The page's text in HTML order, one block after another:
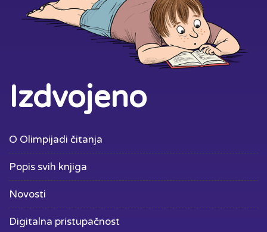
Izdvojeno
O Olimpijadi čitanja
Popis svih knjiga
Novosti
Digitalna pristupačnost